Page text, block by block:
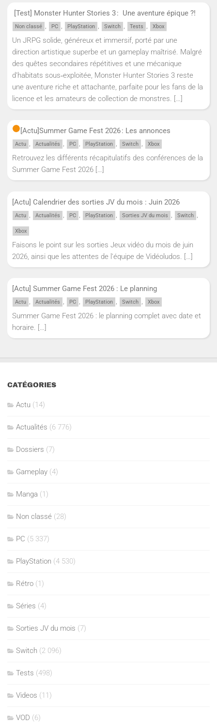
[Test] Monster Hunter Stories 3 : Une aventure épique ?!
Non classé , PC , PlayStation , Switch , Tests , Xbox
Un JRPG solide, généreux et immersif, porté par une
direction artistique superbe et un gameplay maîtrisé. Malgré
des quêtes secondaires répétitives et une mécanique
d’habitats sous‑exploitée, Monster Hunter Stories 3 reste
une aventure riche et attachante, parfaite pour les fans de la
licence et les amateurs de collection de monstres. […]
[Actu]Summer Game Fest 2026 : Les annonces
Actu , Actualités , PC , PlayStation , Switch , Xbox
Retrouvez les différents récapitulatifs des conférences de la
Summer Game Fest 2026 […]
[Actu] Calendrier des sorties JV du mois : Juin 2026
Actu , Actualités , PC , PlayStation , Sorties JV du mois , Switch ,
Xbox
Faisons le point sur les sorties Jeux vidéo du mois de juin
2026, ainsi que les attentes de l'équipe de Vidéoludos. […]
[Actu] Summer Game Fest 2026 : Le planning
Actu , Actualités , PC , PlayStation , Switch , Xbox
Summer Game Fest 2026 : le planning complet avec date et
horaire. […]
CATÉGORIES
Actu (14)
Actualités (6 776)
Dossiers (7)
Gameplay (4)
Manga (1)
Non classé (28)
PC (5 337)
PlayStation (4 530)
Rétro (1)
Séries (4)
Sorties JV du mois (7)
Switch (2 096)
Tests (498)
Videos (11)
VOD (6)